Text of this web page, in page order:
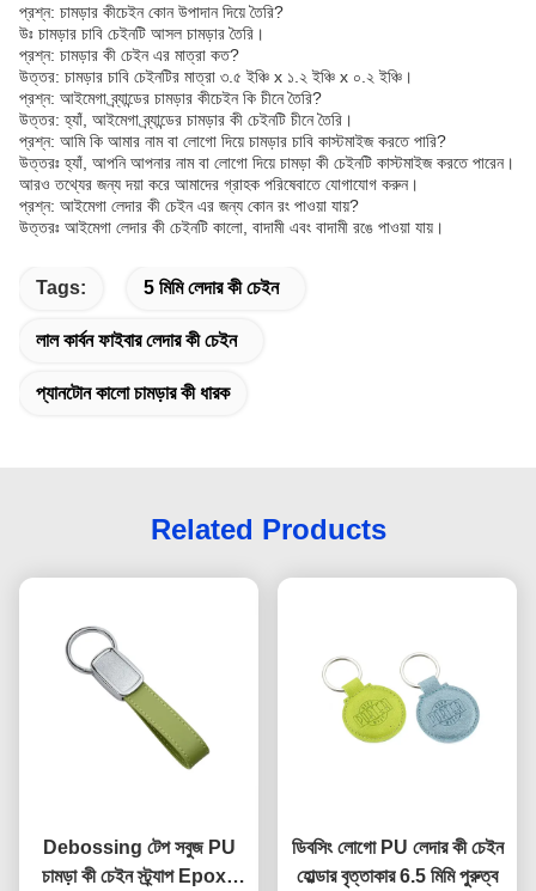
প্রশ্ন: চামড়ার কীচেইন কোন উপাদান দিয়ে তৈরি?
উঃ চামড়ার চাবি চেইনটি আসল চামড়ার তৈরি।
প্রশ্ন: চামড়ার কী চেইন এর মাত্রা কত?
উত্তর: চামড়ার চাবি চেইনটির মাত্রা ৩.৫ ইঞ্চি x ১.২ ইঞ্চি x ০.২ ইঞ্চি।
প্রশ্ন: আইমেগা ব্র্যান্ডের চামড়ার কীচেইন কি চীনে তৈরি?
উত্তর: হ্যাঁ, আইমেগা ব্র্যান্ডের চামড়ার কী চেইনটি চীনে তৈরি।
প্রশ্ন: আমি কি আমার নাম বা লোগো দিয়ে চামড়ার চাবি কাস্টমাইজ করতে পারি?
উত্তরঃ হ্যাঁ, আপনি আপনার নাম বা লোগো দিয়ে চামড়া কী চেইনটি কাস্টমাইজ করতে পারেন।
আরও তথ্যের জন্য দয়া করে আমাদের গ্রাহক পরিষেবাতে যোগাযোগ করুন।
প্রশ্ন: আইমেগা লেদার কী চেইন এর জন্য কোন রং পাওয়া যায়?
উত্তরঃ আইমেগা লেদার কী চেইনটি কালো, বাদামী এবং বাদামী রঙে পাওয়া যায়।
Tags: 5 মিমি লেদার কী চেইন
লাল কার্বন ফাইবার লেদার কী চেইন
প্যানটোন কালো চামড়ার কী ধারক
Related Products
Debossing টেপ সবুজ PU
চামড়া কী চেইন স্ট্র্যাপ Epoxy
ডিবসিং লোগো PU লেদার কী চেইন
হোল্ডার বৃত্তাকার 6.5 মিমি পুরুত্ব